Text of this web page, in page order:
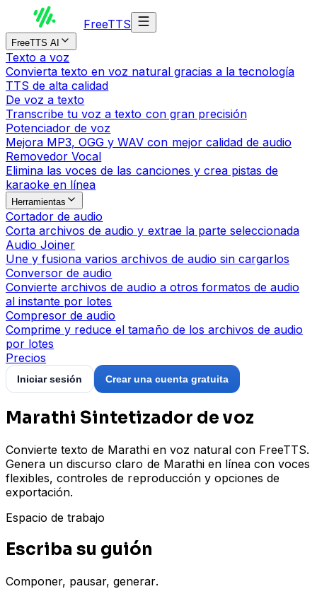
FreeTTS
FreeTTS AI
Texto a voz
Convierta texto en voz natural gracias a la tecnología
TTS de alta calidad
De voz a texto
Transcribe tu voz a texto con gran precisión
Potenciador de voz
Mejora MP3, OGG y WAV con mejor calidad de audio
Removedor Vocal
Elimina las voces de las canciones y crea pistas de
karaoke en línea
Herramientas
Cortador de audio
Corta archivos de audio y extrae la parte seleccionada
Audio Joiner
Une y fusiona varios archivos de audio sin cargarlos
Conversor de audio
Convierte archivos de audio a otros formatos de audio
al instante por lotes
Compresor de audio
Comprime y reduce el tamaño de los archivos de audio
por lotes
Precios
Iniciar sesión Crear una cuenta gratuita
Marathi Sintetizador de voz
Convierte texto de Marathi en voz natural con FreeTTS.
Genera un discurso claro de Marathi en línea con voces
flexibles, controles de reproducción y opciones de
exportación.
Espacio de trabajo
Escriba su guión
Componer, pausar, generar.